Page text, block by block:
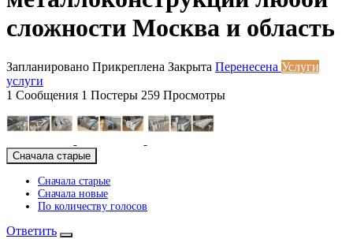
сложности Москва и область
Запланировано Прикреплена Закрыта Перенесена Услуги
услуги
1 Сообщения 1 Постеры 259 Просмотры
Сначала старые
Сначала старые
Сначала новые
По количеству голосов
Ответить